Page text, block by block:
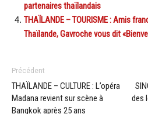
partenaires thaïlandais
THAÏLANDE – TOURISME : Amis
Thaïlande, Gavroche vous dit
Précédent
THAÏLANDE – CULTURE : L’opéra
Madana revient sur scène à
Bangkok après 25 ans
des